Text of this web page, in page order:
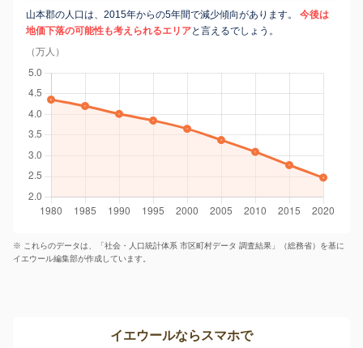
山本郡の人口は、2015年からの5年間で減少傾向があります。
今後は
地価下落の可能性も考えられるエリアと言えるでしょう。
（万人）
※ これらのデータは、「社会・人口統計体系 市区町村データ 調査結果」（総務省）を基に
イエウール編集部が作成しています。
イエウールならスマホで